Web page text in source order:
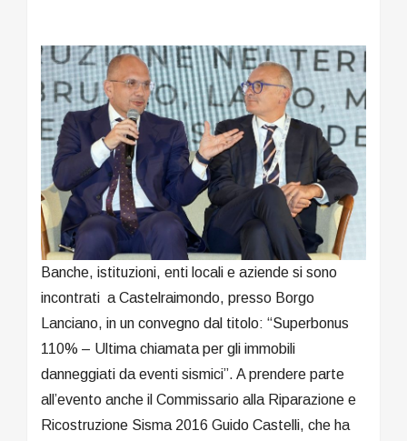
Banche, istituzioni, enti locali e aziende si sono
incontrati a Castelraimondo, presso Borgo
Lanciano, in un convegno dal titolo: “Superbonus
110% – Ultima chiamata per gli immobili
danneggiati da eventi sismici”. A prendere parte
all’evento anche il Commissario alla Riparazione e
Ricostruzione Sisma 2016 Guido Castelli, che ha